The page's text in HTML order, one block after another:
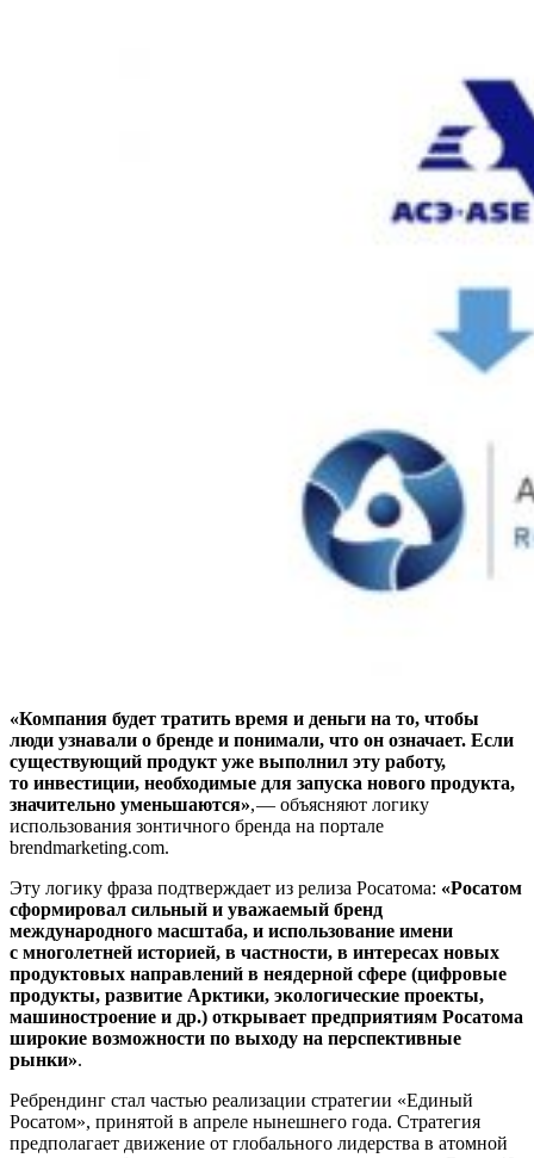
«Компания будет тратить время и деньги на то, чтобы
люди узнавали о бренде и понимали, что он означает. Если
существующий продукт уже выполнил эту работу,
то инвестиции, необходимые для запуска нового продукта,
значительно уменьшаются», — ​объясняют логику
использования зонтичного бренда на портале
brendmarketing.com.
Эту логику фраза подтверждает из релиза Росатома: «Росатом
сформировал сильный и уважаемый бренд
международного масштаба, и использование имени
с многолетней историей, в частности, в интересах новых
продуктовых направлений в неядерной сфере (цифровые
продукты, развитие Арктики, экологические проекты,
машиностроение и др.) открывает предприятиям Росатома
широкие возможности по выходу на перспективные
рынки».
Ребрендинг стал частью реализации стратегии «Единый
Росатом», принятой в апреле нынешнего года. Стратегия
предполагает движение от глобального лидерства в атомной